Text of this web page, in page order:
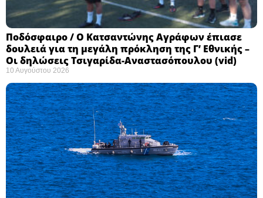
Ποδόσφαιρο / Ο Κατσαντώνης Αγράφων έπιασε
δουλειά για τη μεγάλη πρόκληση της Γ’ Εθνικής –
Οι δηλώσεις Τσιγαρίδα-Αναστασόπουλου (vid)
10 Αυγούστου 2026